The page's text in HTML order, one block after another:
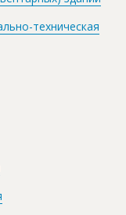
техническая